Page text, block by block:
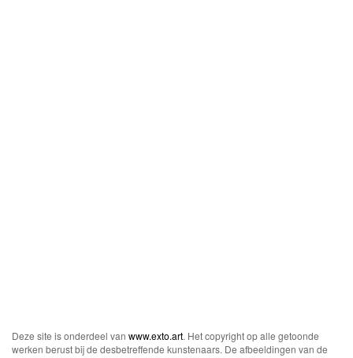
Deze site is onderdeel van www.exto.art. Het copyright op alle getoonde
werken berust bij de desbetreffende kunstenaars. De afbeeldingen van de